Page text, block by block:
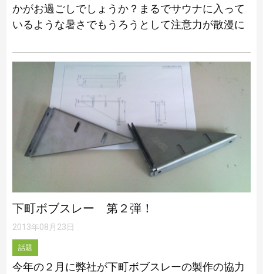
かがお過ごしでしょうか？まるでサウナに入って
いるような暑さでもうろうとして注意力が散漫に
ませ。上の写真のように空にバルブが付いてい […]
下町ボブスレー 第２弾！
2013年08月23日
話題
今年の２月に弊社が下町ボブスレーの製作の協力